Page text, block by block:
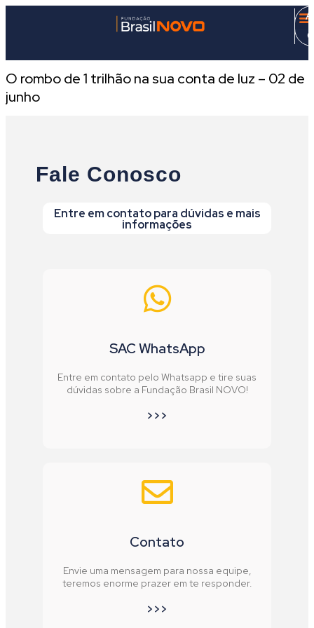
O rombo de 1 trilhão na sua conta de luz – 02 de
junho
Fale Conosco
Entre em contato para dúvidas e mais
informações
SAC WhatsApp
Entre em contato pelo Whatsapp e tire suas
dúvidas sobre a Fundação Brasil NOVO!
>>>
Contato
Envie uma mensagem para nossa equipe,
teremos enorme prazer em te responder.
>>>